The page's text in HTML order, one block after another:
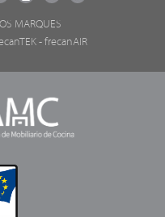
MARQUES
- frecanAIR